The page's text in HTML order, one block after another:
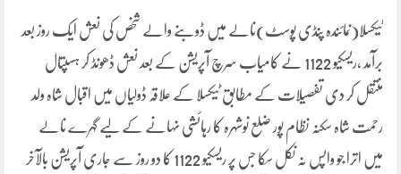
ٹیکسلا(نمائندہ پنڈی پوسٹ)نالے میں ڈوبنے والے شخص کی نعش ایک روز بعد
برآمد ،ریسکیو 1122 نے کامیاب سرچ آپریشن کے بعد نعش ڈھونڈ کر ہسپتال
منتقل کر دی تفصیلات کے مطابق ٹیکسلا کے علاقہ ڈولیاں میں اقبال شاہ ولد
رحمت شاہ سکنہ نظام پور ضلع نوشہرہ کا رہائشی نہانے کے لیے گہرے نالے
میں اترا جو واپس نہ نکل سکا جس پر ریسکیو 1122 کا دو روز سے جاری آپریشن بالآخر